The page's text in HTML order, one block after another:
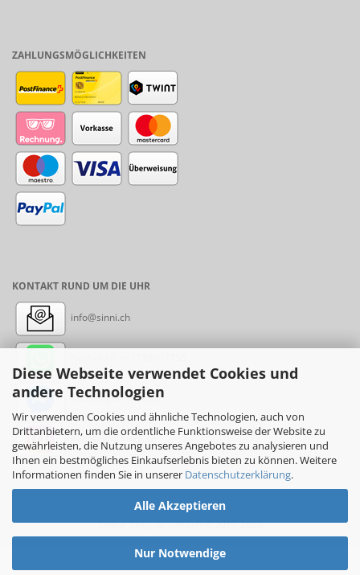
Diese Webseite verwendet Cookies und
andere Technologien
Wir verwenden Cookies und ähnliche Technologien, auch von
Drittanbietern, um die ordentliche Funktionsweise der Website zu
gewährleisten, die Nutzung unseres Angebotes zu analysieren und
Ihnen ein bestmögliches Einkaufserlebnis bieten zu können. Weitere
Informationen finden Sie in unserer Datenschutzerklärung.
Alle Akzeptieren
Nur Notwendige
ZAHLUNGSMÖGLICHKEITEN
KONTAKT RUND UM DIE UHR
info@sinni.ch
Messenger: sinni.ch
Instagram: sinni_ch
Online-Shopby sinni.ch © 2017-2026